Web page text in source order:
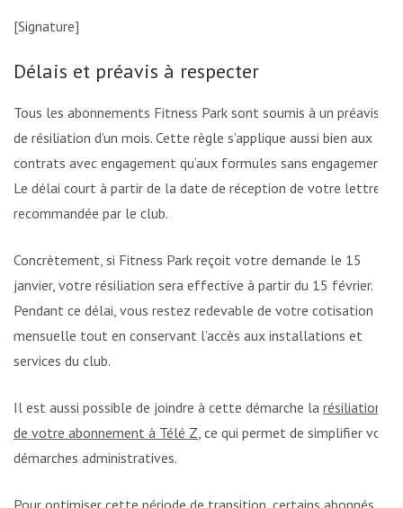
[Signature]
Délais et préavis à respecter
Tous les abonnements Fitness Park sont soumis à un préavis
de résiliation d’un mois. Cette règle s’applique aussi bien aux
contrats avec engagement qu’aux formules sans engagement.
Le délai court à partir de la date de réception de votre lettre
recommandée par le club.
Concrètement, si Fitness Park reçoit votre demande le 15
janvier, votre résiliation sera effective à partir du 15 février.
Pendant ce délai, vous restez redevable de votre cotisation
mensuelle tout en conservant l’accès aux installations et
services du club.
Il est aussi possible de joindre à cette démarche la résiliation
de votre abonnement à Télé Z , ce qui permet de simplifier vos
démarches administratives.
Pour optimiser cette période de transition, certains abonnés